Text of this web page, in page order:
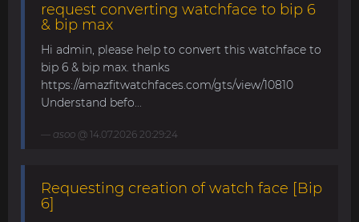
request converting watchface to bip 6
& bip max
Hi admin, please help to convert this watchface to
bip 6 & bip max. thanks
https://amazfitwatchfaces.com/gts/view/10810
Understand befo...
asoo @ 14.07.2026 20:29:24
Requesting creation of watch face [Bip
6]